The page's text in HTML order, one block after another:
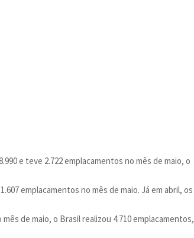
e teve 2.722 emplacamentos no mês de maio, o
emplacamentos no mês de maio. Já em abril, os
de maio, o Brasil realizou 4.710 emplacamentos,